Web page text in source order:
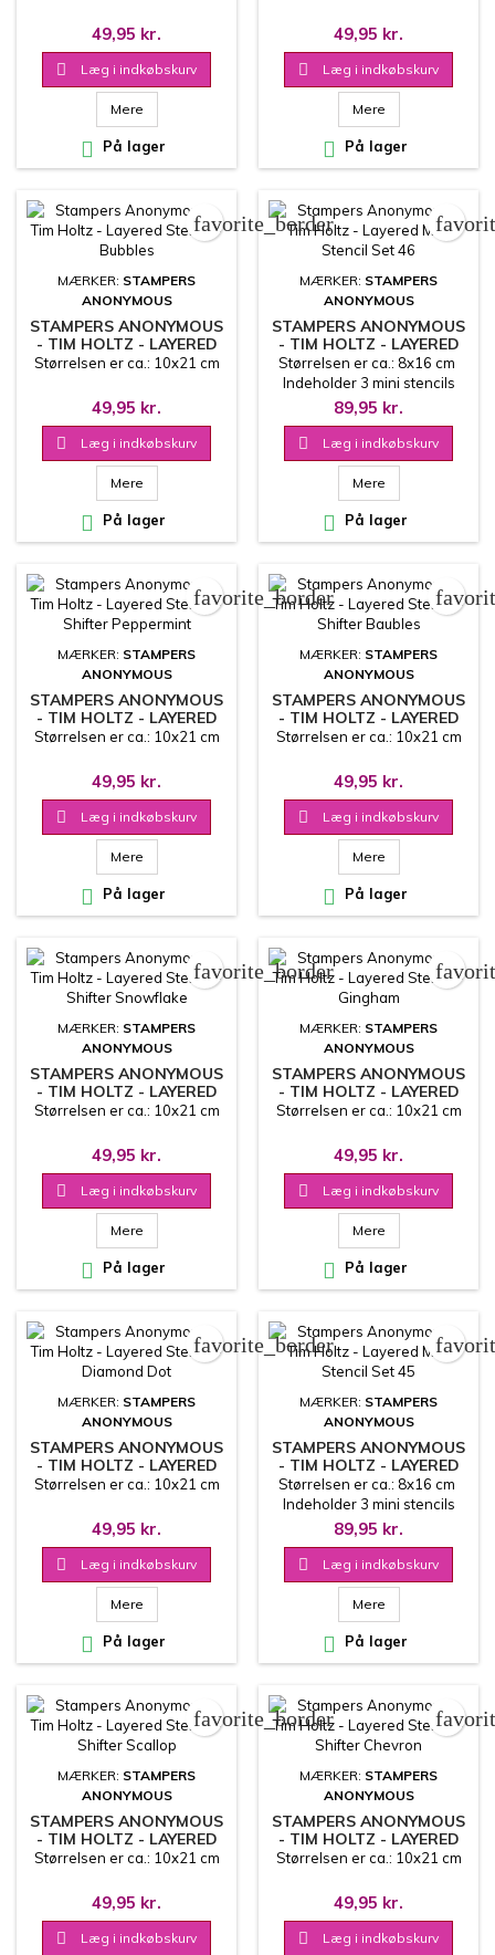
49,95 kr.
 Læg i indkøbskurv
Mere
 På lager
49,95 kr.
 Læg i indkøbskurv
Mere
 På lager
MÆRKER: STAMPERS
ANONYMOUS
STAMPERS ANONYMOUS
- TIM HOLTZ - LAYERED
STENCIL - BUBBLES
Størrelsen er ca.: 10x21 cm
49,95 kr.
 Læg i indkøbskurv
Mere
 På lager
favorite_border
MÆRKER: STAMPERS
ANONYMOUS
STAMPERS ANONYMOUS
- TIM HOLTZ - LAYERED
MINI STENCIL SET 46
Størrelsen er ca.: 8x16 cm
Indeholder 3 mini stencils
89,95 kr.
 Læg i indkøbskurv
Mere
 På lager
MÆRKER: STAMPERS
ANONYMOUS
STAMPERS ANONYMOUS
- TIM HOLTZ - LAYERED
STENCIL - SHIFTER
Størrelsen er ca.: 10x21 cm
49,95 kr.
 Læg i indkøbskurv
Mere
 På lager
favorite_border
MÆRKER: STAMPERS
ANONYMOUS
STAMPERS ANONYMOUS
- TIM HOLTZ - LAYERED
STENCIL - SHIFTER
Størrelsen er ca.: 10x21 cm
49,95 kr.
 Læg i indkøbskurv
Mere
 På lager
MÆRKER: STAMPERS
ANONYMOUS
STAMPERS ANONYMOUS
- TIM HOLTZ - LAYERED
STENCIL - SHIFTER
Størrelsen er ca.: 10x21 cm
49,95 kr.
 Læg i indkøbskurv
Mere
 På lager
favorite_border
MÆRKER: STAMPERS
ANONYMOUS
STAMPERS ANONYMOUS
- TIM HOLTZ - LAYERED
STENCIL - GINGHAM
Størrelsen er ca.: 10x21 cm
49,95 kr.
 Læg i indkøbskurv
Mere
 På lager
MÆRKER: STAMPERS
ANONYMOUS
STAMPERS ANONYMOUS
- TIM HOLTZ - LAYERED
STENCIL - DIAMOND DOT
Størrelsen er ca.: 10x21 cm
49,95 kr.
 Læg i indkøbskurv
Mere
 På lager
favorite_border
MÆRKER: STAMPERS
ANONYMOUS
STAMPERS ANONYMOUS
- TIM HOLTZ - LAYERED
MINI STENCIL SET 45
Størrelsen er ca.: 8x16 cm
Indeholder 3 mini stencils
89,95 kr.
 Læg i indkøbskurv
Mere
 På lager
MÆRKER: STAMPERS
ANONYMOUS
STAMPERS ANONYMOUS
- TIM HOLTZ - LAYERED
STENCIL - SHIFTER
Størrelsen er ca.: 10x21 cm
49,95 kr.
 Læg i indkøbskurv
favorite_border
MÆRKER: STAMPERS
ANONYMOUS
STAMPERS ANONYMOUS
- TIM HOLTZ - LAYERED
STENCIL - SHIFTER
Størrelsen er ca.: 10x21 cm
49,95 kr.
 Læg i indkøbskurv